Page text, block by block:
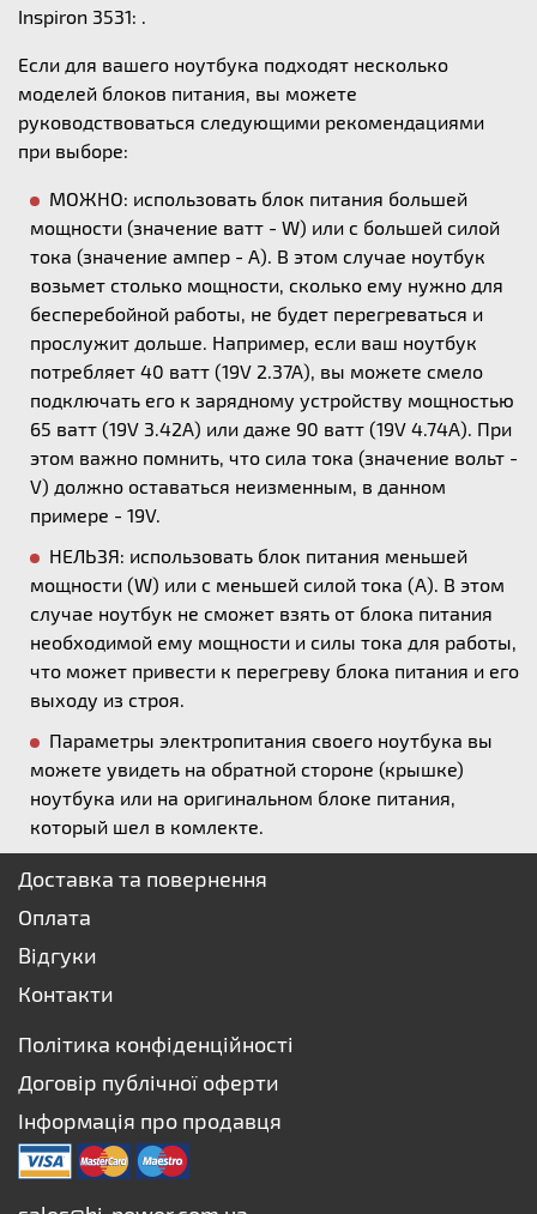
Inspiron 3531: .
Если для вашего ноутбука подходят несколько
моделей блоков питания, вы можете
руководствоваться следующими рекомендациями
при выборе:
МОЖНО: использовать блок питания большей
мощности (значение ватт - W) или с большей силой
тока (значение ампер - А). В этом случае ноутбук
возьмет столько мощности, сколько ему нужно для
бесперебойной работы, не будет перегреваться и
прослужит дольше. Например, если ваш ноутбук
потребляет 40 ватт (19V 2.37A), вы можете смело
подключать его к зарядному устройству мощностью
65 ватт (19V 3.42A) или даже 90 ватт (19V 4.74A). При
этом важно помнить, что сила тока (значение вольт -
V) должно оставаться неизменным, в данном
примере - 19V.
НЕЛЬЗЯ: использовать блок питания меньшей
мощности (W) или с меньшей силой тока (А). В этом
случае ноутбук не сможет взять от блока питания
необходимой ему мощности и силы тока для работы,
что может привести к перегреву блока питания и его
выходу из строя.
Параметры электропитания своего ноутбука вы
можете увидеть на обратной стороне (крышке)
ноутбука или на оригинальном блоке питания,
который шел в комлекте.
Доставка та повернення
Оплата
Відгуки
Контакти
Політика конфіденційності
Договір публічної оферти
Інформація про продавця